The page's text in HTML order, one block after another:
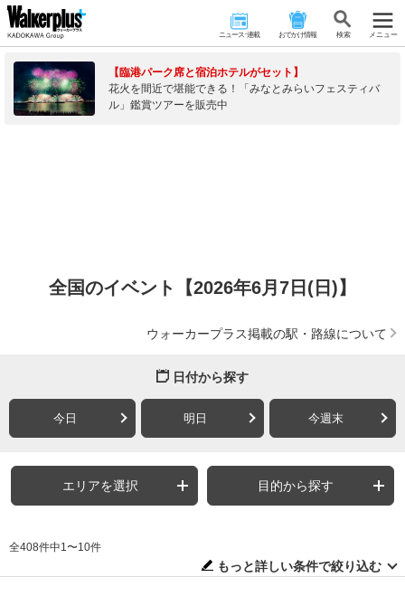
ニュース･連載 おでかけ情報 検 索 メニュー
【臨港パーク席と宿泊ホテルがセット】
花火を間近で堪能できる！「みなとみらいフェスティバ
ル」鑑賞ツアーを販売中
全国のイベント【2026年6月7日(日)】
ウォーカープラス掲載の駅・路線について
日付から探す
今日 明日 今週末
エリアを選択 目的から探す
全408件中1〜10件
もっと詳しい条件で絞り込む